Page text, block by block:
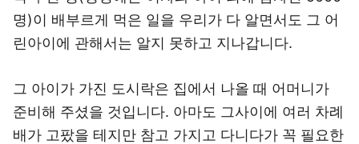
명)이 배부르게 먹은 일을 우리가 다 알면서도 그 어
린아이에 관해서는 알지 못하고 지나갑니다.
그 아이가 가진 도시락은 집에서 나올 때 어머니가
준비해 주셨을 것입니다. 아마도 그사이에 여러 차례
배가 고팠을 테지만 참고 가지고 다니다가 꼭 필요한